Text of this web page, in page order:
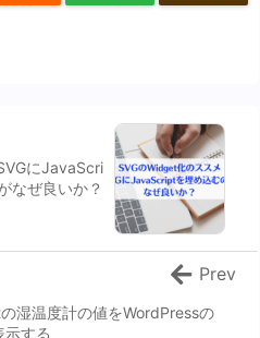
にJavaScri
なぜ良いか？
湿温度計の値をWordPressの
示する
Prev